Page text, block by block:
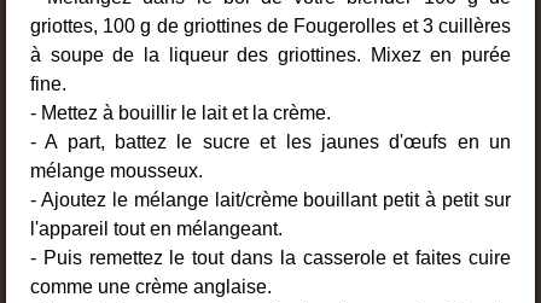
griottes, 100 g de griottines de Fougerolles et 3 cuillères
à soupe de la liqueur des griottines. Mixez en purée
fine.
- Mettez à bouillir le lait et la crème.
- A part, battez le sucre et les jaunes d'œufs en un
mélange mousseux.
- Ajoutez le mélange lait/crème bouillant petit à petit sur
l'appareil tout en mélangeant.
- Puis remettez le tout dans la casserole et faites cuire
comme une crème anglaise.